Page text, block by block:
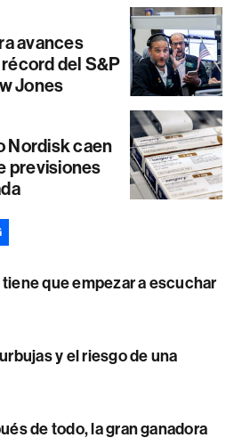
avances
del S&P
Jones
Nordisk caen
previsiones
que empezar a escuchar
y el riesgo de una
de todo, la gran ganadora